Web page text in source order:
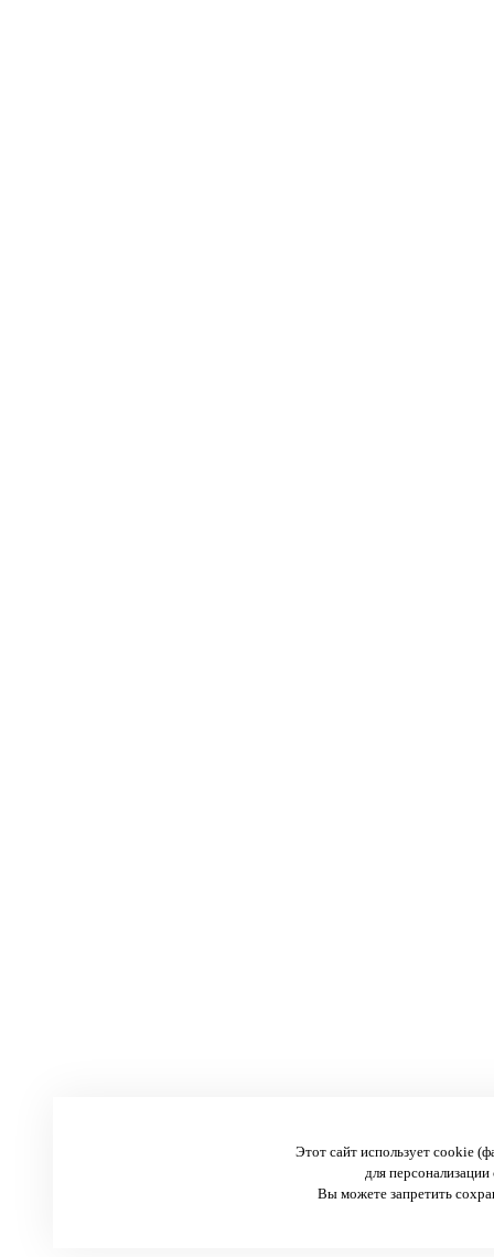
Этот сайт использует cookie
для персонализации
Вы можете запретить